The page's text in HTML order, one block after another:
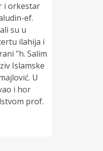
i orkestar
ef.
su u
ilahija i
"h. Salim
Islamske
U
i hor
prof.